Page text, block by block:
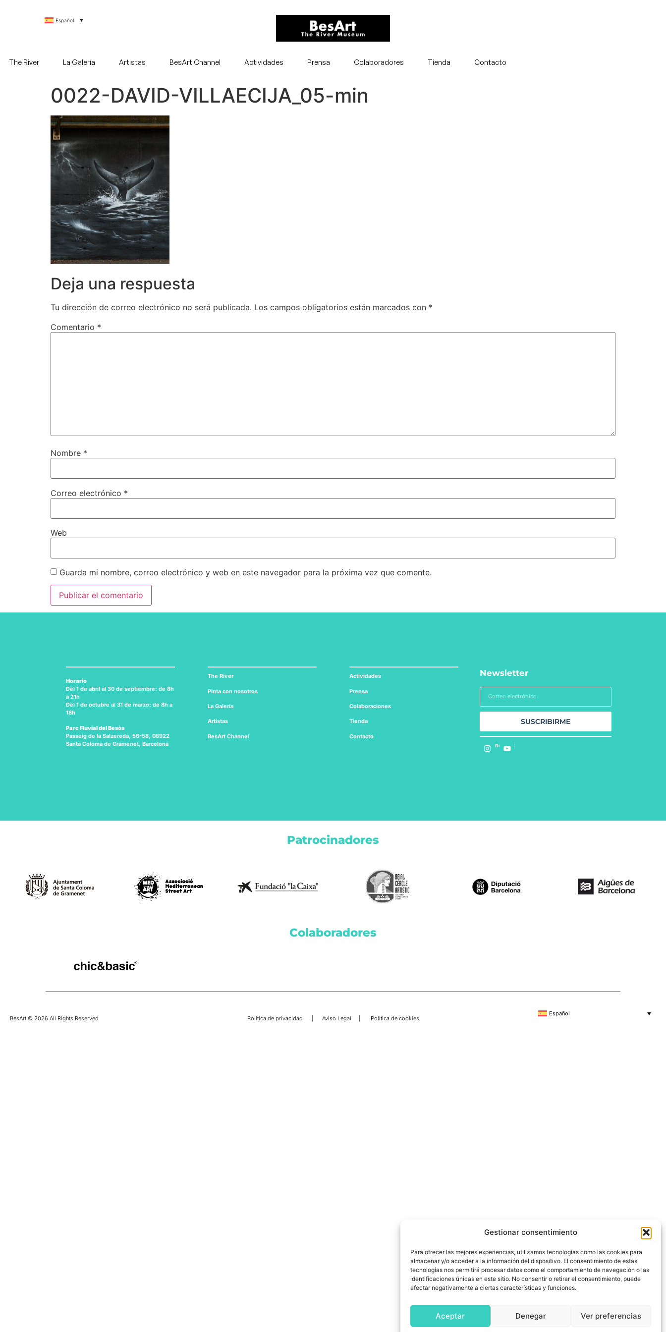
Gestionar consentimiento
Para ofrecer las mejores experiencias, utilizamos tecnologías como las cookies para
almacenar y/o acceder a la información del dispositivo. El consentimiento de estas
tecnologías nos permitirá procesar datos como el comportamiento de navegación o las
identificaciones únicas en este sitio. No consentir o retirar el consentimiento, puede
afectar negativamente a ciertas características y funciones.
Aceptar Denegar Ver preferencias
Español
The River La Galería Artistas BesArt Channel Actividades Prensa Colaboradores Tienda Contacto
0022-DAVID-VILLAECIJA_05-min
Deja una respuesta
Tu dirección de correo electrónico no será publicada. Los campos obligatorios están marcados con *
Comentario *
Nombre *
Correo electrónico *
Web
Guarda mi nombre, correo electrónico y web en este navegador para la próxima vez que comente.
Horario
Del 1 de abril al 30 de septiembre: de 8h
a 21h
Del 1 de octubre al 31 de marzo: de 8h a
18h
Parc Fluvial del Besòs
Passeig de la Salzereda, 56-58, 08922
Santa Coloma de Gramenet, Barcelona
The River
Pinta con nosotros
La Galería
Artistas
BesArt Channel
Actividades
Prensa
Colaboraciones
Tienda
Contacto
Newsletter
SUSCRIBIRME
Síguenos en:
Patrocinadores
Colaboradores
BesArt © 2026 All Rights Reserved Política de privacidad Aviso Legal Política de cookies
Español